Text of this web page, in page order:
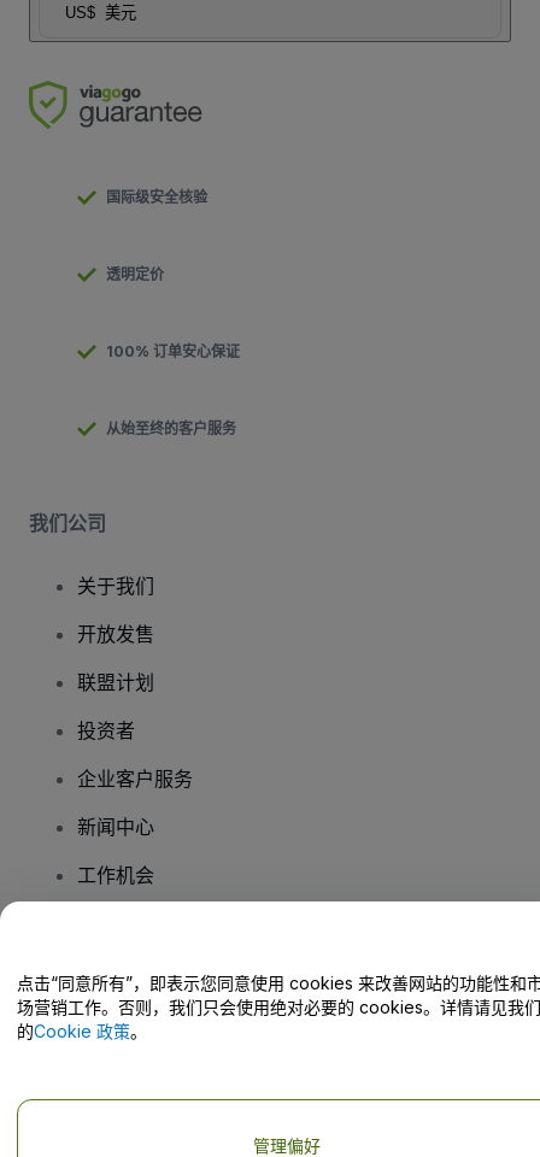
US$ 美元
国际级安全核验
透明定价
100% 订单安心保证
从始至终的客户服务
我们公司
关于我们
开放发售
联盟计划
投资者
企业客户服务
新闻中心
工作机会
帮助中心 / 联系我们
点击“同意所有”，即表示您同意使用 cookies 来改善网站的功能性和
场营销工作。否则，我们只会使用绝对必要的 cookies。详情请见我们
的Cookie 政策。
管理偏好